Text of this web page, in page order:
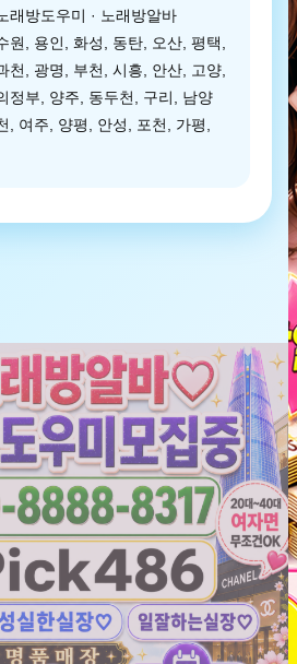
래방도우미 · 노래방알바
원, 용인, 화성, 동탄, 오산, 평택,
천, 광명, 부천, 시흥, 안산, 고양,
정부, 양주, 동두천, 구리, 남양
, 여주, 양평, 안성, 포천, 가평,